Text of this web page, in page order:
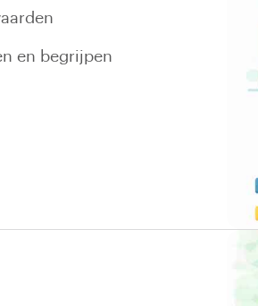
en begrijpen